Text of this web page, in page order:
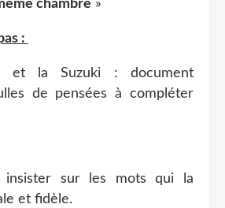
chambre »
:
et la Suzuki : document
de pensées à compléter
sur les mots qui la
et fidèle.